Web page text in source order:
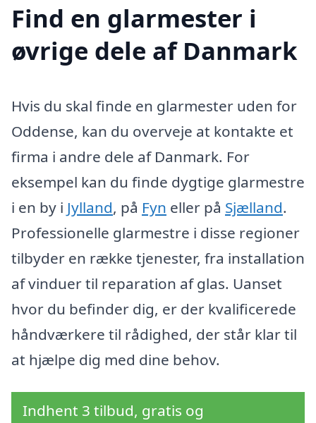
Find en glarmester i
øvrige dele af Danmark
Hvis du skal finde en glarmester uden for
Oddense, kan du overveje at kontakte et
firma i andre dele af Danmark. For
eksempel kan du finde dygtige glarmestre
i en by i Jylland, på Fyn eller på Sjælland.
Professionelle glarmestre i disse regioner
tilbyder en række tjenester, fra installation
af vinduer til reparation af glas. Uanset
hvor du befinder dig, er der kvalificerede
håndværkere til rådighed, der står klar til
at hjælpe dig med dine behov.
Indhent 3 tilbud, gratis og